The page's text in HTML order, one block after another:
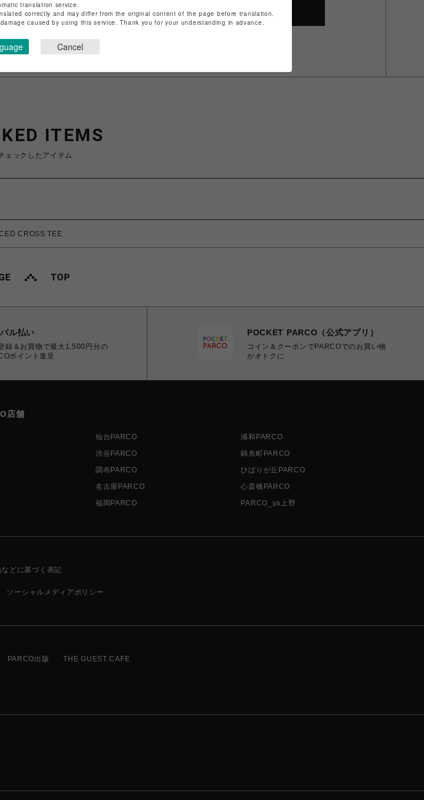
く表記はこちら
ら
SHOP TOP
ITEMS
ェックしたアイテム
CROSS TEE
ル払い
録＆お買物で最大1,500円分の
ポイント進呈
POCKET PARCO（公式アプリ）
コイン＆クーポンでPARCOでのお買い物
がオトクに
店舗
仙台PARCO
浦和PARCO
渋谷PARCO
錦糸町PARCO
調布PARCO
ひばりが丘PARCO
名古屋PARCO
心斎橋PARCO
福岡PARCO PARCO_ya上野
どに基づく表記
ソーシャルメディアポリシー
PARCO出版 THE GUEST CAFE
translation service.
correctly and may differ from the original content of the page before translation.
caused by using this service. Thank you for your understanding in advance.
Cancel